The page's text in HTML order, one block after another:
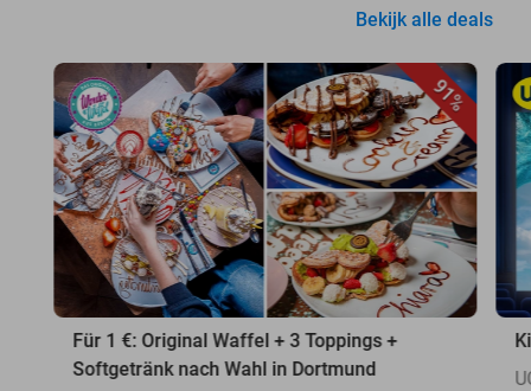
Bekijk alle deals
91%
Für 1 €: Original Waffel + 3 Toppings +
Softgetränk nach Wahl in Dortmund